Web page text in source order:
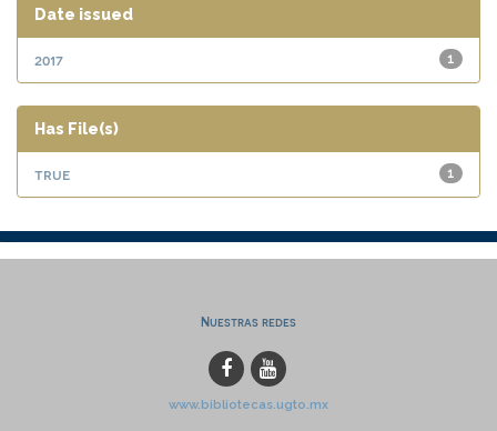
Date issued
1
2017
Has File(s)
1
true
Nuestras redes
www.bibliotecas.ugto.mx